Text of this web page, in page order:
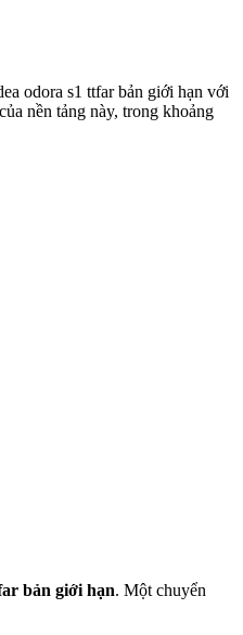
odora s1 ttfar bản giới hạn với
nền tảng này, trong khoảng
bản giới hạn. Một chuyển